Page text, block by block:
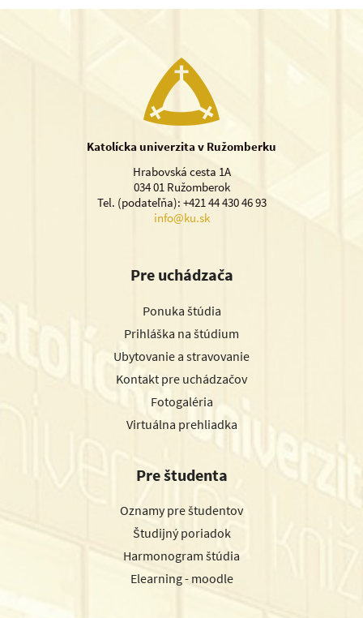
Katolícka univerzita v Ružomberku
Hrabovská cesta 1A
034 01 Ružomberok
Tel. (podateľňa): +421 44 430 46 93
info@ku.sk
Pre uchádzača
Ponuka štúdia
Prihláška na štúdium
Ubytovanie a stravovanie
Kontakt pre uchádzačov
Fotogaléria
Virtuálna prehliadka
Pre študenta
Oznamy pre študentov
Študijný poriadok
Harmonogram štúdia
Elearning - moodle